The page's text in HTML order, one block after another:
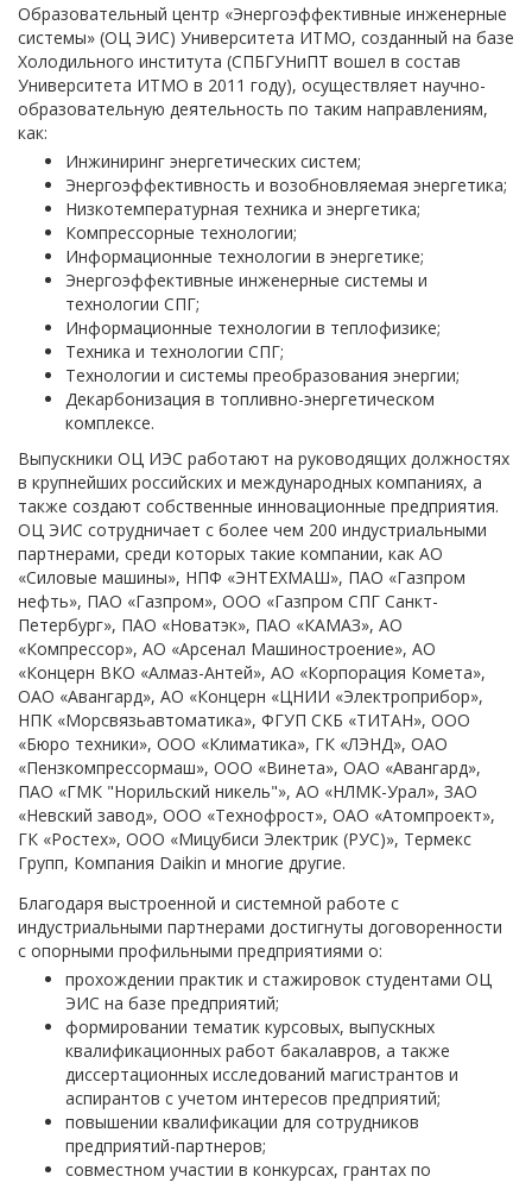
Образовательный центр «Энергоэффективные инженерные
системы» (ОЦ ЭИС) Университета ИТМО, созданный на базе
Холодильного института (СПБГУНиПТ вошел в состав
Университета ИТМО в 2011 году), осуществляет научно-
образовательную деятельность по таким направлениям,
как:
Инжиниринг энергетических систем;
Энергоэффективность и возобновляемая энергетика;
Низкотемпературная техника и энергетика;
Компрессорные технологии;
Информационные технологии в энергетике;
Энергоэффективные инженерные системы и
технологии СПГ;
Информационные технологии в теплофизике;
Техника и технологии СПГ;
Технологии и системы преобразования энергии;
Декарбонизация в топливно-энергетическом
комплексе.
Выпускники ОЦ ИЭС работают на руководящих должностях
в крупнейших российских и международных компаниях, а
также создают собственные инновационные предприятия.
ОЦ ЭИС сотрудничает с более чем 200 индустриальными
партнерами, среди которых такие компании, как АО
«Силовые машины», НПФ «ЭНТЕХМАШ», ПАО «Газпром
нефть», ПАО «Газпром», ООО «Газпром СПГ Санкт-
Петербург», ПАО «Новатэк», ПАО «КАМАЗ», АО
«Компрессор», АО «Арсенал Машиностроение», АО
«Концерн ВКО «Алмаз-Антей», АО «Корпорация Комета»,
ОАО «Авангард», АО «Концерн «ЦНИИ «Электроприбор»,
НПК «Морсвязьавтоматика», ФГУП СКБ «ТИТАН», ООО
«Бюро техники», ООО «Климатика», ГК «ЛЭНД», ОАО
«Пензкомпрессормаш», ООО «Винета», ОАО «Авангард»,
ПАО «ГМК "Норильский никель"», АО «НЛМК-Урал», ЗАО
«Невский завод», ООО «Технофрост», ОАО «Атомпроект»,
ГК «Ростех», ООО «Мицубиси Электрик (РУС)», Термекс
Групп, Компания Daikin и многие другие.
Благодаря выстроенной и системной работе с
индустриальными партнерами достигнуты договоренности
с опорными профильными предприятиями о:
прохождении практик и стажировок студентами ОЦ
ЭИС на базе предприятий;
формировании тематик курсовых, выпускных
квалификационных работ бакалавров, а также
диссертационных исследований магистрантов и
аспирантов с учетом интересов предприятий;
повышении квалификации для сотрудников
предприятий-партнеров;
совместном участии в конкурсах, грантах по